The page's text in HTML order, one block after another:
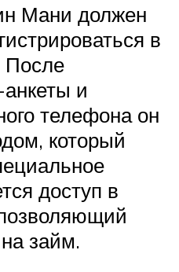
Мани должен
в
После
и
телефона он
который
доступ в
займ.